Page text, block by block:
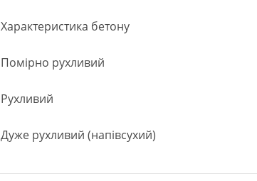
Характеристика бетону
Помірно рухливий
Рухливий
Дуже рухливий (напівсухий)